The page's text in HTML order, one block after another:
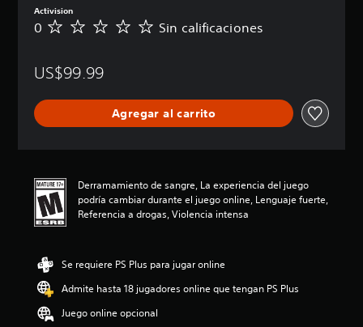
Activision
S
c
i
c
o
s
0 Sin calificaciones
US$99.99
Agregar al carrito
Derramamiento de sangre, La experiencia del juego
podría cambiar durante el juego online, Lenguaje fuerte,
Referencia a drogas, Violencia intensa
Se requiere PS Plus para jugar online
Admite hasta 18 jugadores online que tengan PS Plus
Juego online opcional